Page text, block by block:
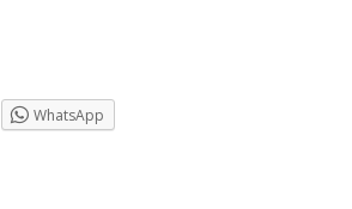
WhatsApp